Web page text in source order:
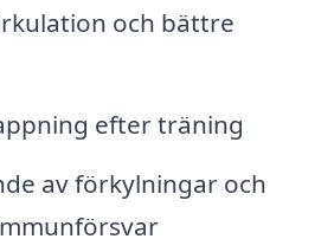
och bättre
efter träning
av förkylningar och